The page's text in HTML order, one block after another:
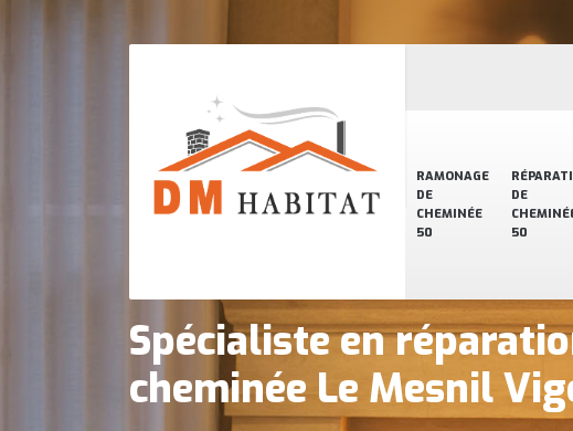
RAMONAGE
DE
CHEMINÉE
50
DE
50
Spécialiste en
cheminée Le Mesnil